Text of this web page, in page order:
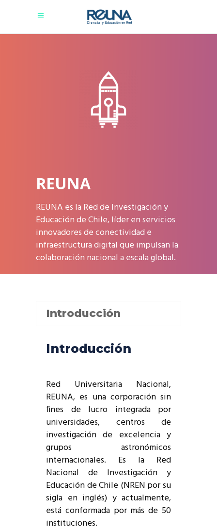
REUNA
REUNA es la Red de Investigación y
Educación de Chile, líder en servicios
innovadores de conectividad e
infraestructura digital que impulsan la
colaboración nacional a escala global.
Introducción
Introducción
Red Universitaria Nacional,
REUNA, es una corporación sin
fines de lucro integrada por
universidades, centros de
investigación de excelencia y
grupos astronómicos
internacionales. Es la Red
Nacional de Investigación y
Educación de Chile (NREN por su
sigla en inglés) y actualmente,
está conformada por más de 50
instituciones.